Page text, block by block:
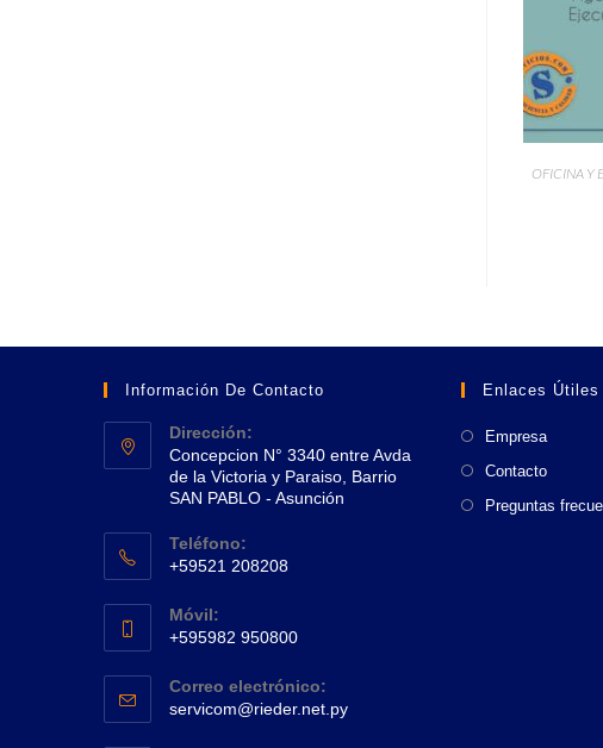
OFICINA Y
Información De Contacto
Dirección:
Concepcion N° 3340 entre Avda
de la Victoria y Paraiso, Barrio
SAN PABLO - Asunción
abre
una
nueva
Teléfono:
+59521 208208
abre
en
tu
aplicación
Móvil:
+595982 950800
abre
en
Correo electrónico:
servicom@rieder.net.pySe
Enlaces Útiles
Empresa
Contacto
Preguntas